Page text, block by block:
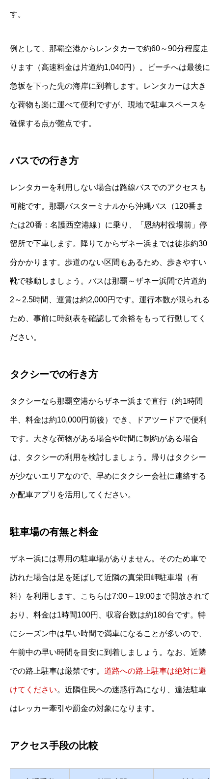
す。
例として、那覇空港からレンタカーで約60～90分程度走
ります（高速料金は片道約1,040円）。ビーチへは最後に
急坂を下った先の海岸に到着します。レンタカーは大き
な荷物も楽に運べて便利ですが、現地で駐車スペースを
確保する点が難点です。
バスでの行き方
レンタカーを利用しない場合は路線バスでのアクセスも
可能です。那覇バスターミナルから沖縄バス（120番ま
たは20番：名護西空港線）に乗り、「恩納村役場前」停
留所で下車します。降りてからザネー浜までは徒歩約30
分かかります。歩道のない区間もあるため、歩きやすい
靴で移動しましょう。バスは那覇～ザネー浜間で片道約
2～2.5時間、運賃は約2,000円です。運行本数が限られる
ため、事前に時刻表を確認して余裕をもって行動してく
ださい。
タクシーでの行き方
タクシーなら那覇空港からザネー浜まで直行（約1時間
半、料金は約10,000円前後）でき、ドアツードアで便利
です。大きな荷物がある場合や時間に制約がある場合
は、タクシーの利用を検討しましょう。帰りはタクシー
が少ないエリアなので、早めにタクシー会社に連絡する
か配車アプリを活用してください。
駐車場の有無と料金
ザネー浜には専用の駐車場がありません。そのため車で
訪れた場合は足を延ばして近隣の真栄田岬駐車場（有
料）を利用します。こちらは7:00～19:00まで開放されて
おり、料金は1時間100円、収容台数は約180台です。特
にシーズン中は早い時間で満車になることが多いので、
午前中の早い時間を目安に到着しましょう。なお、近隣
での路上駐車は厳禁です。 道路への路上駐車は絶対に避
けてください。近隣住民への迷惑行為になり、違法駐車
はレッカー牽引や罰金の対象になります。
アクセス手段の比較